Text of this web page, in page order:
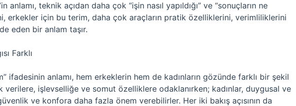
anlamı, teknik açıdan daha çok “işin nasıl yapıldığı” ve “sonuçların ne
erkekler için bu terim, daha çok araçların pratik özelliklerini, verimliliklerini
eden bir anlam taşır.
Farklı
ifadesinin anlamı, hem erkeklerin hem de kadınların gözünde farklı bir şekil
verilere, işlevselliğe ve somut özelliklere odaklanırken; kadınlar, duygusal ve
ve konfora daha fazla önem verebilirler. Her iki bakış açısının da